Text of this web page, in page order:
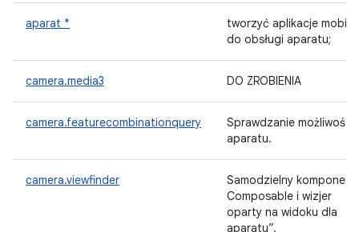
aparat *
tworzyć aplikacje
do obsługi aparatu;
camera.media3 DO ZROBIENIA
camera.featurecombinationquery
Sprawdzanie możliwości
aparatu.
camera.viewfinder
Samodzielny komponent
Composable i wizjer
oparty na widoku dla
aparatu”.